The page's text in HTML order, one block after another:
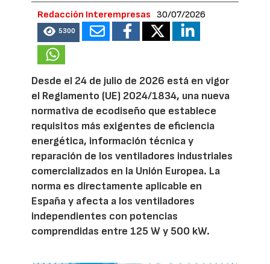
Redacción Interempresas 30/07/2026
5300
Desde el 24 de julio de 2026 está en vigor
el Reglamento (UE) 2024/1834, una nueva
normativa de ecodiseño que establece
requisitos más exigentes de eficiencia
energética, información técnica y
reparación de los ventiladores industriales
comercializados en la Unión Europea. La
norma es directamente aplicable en
España y afecta a los ventiladores
independientes con potencias
comprendidas entre 125 W y 500 kW.